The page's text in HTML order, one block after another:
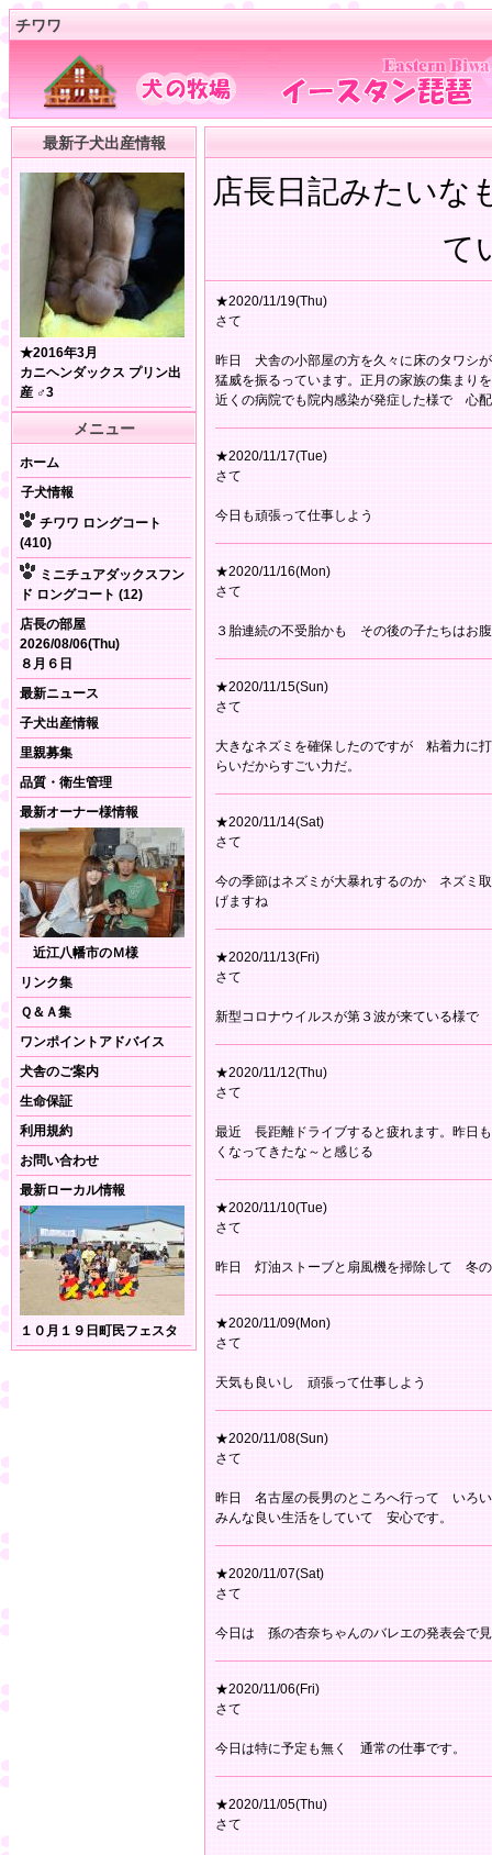
チワワ
最新子犬出産情報
★2016年3月
カニヘンダックス プリン出
産 ♂3
メニュー
ホーム
子犬情報
チワワ ロングコート
(410)
ミニチュアダックスフン
ド ロングコート (12)
店長の部屋
2026/08/06(Thu)
８月６日
最新ニュース
子犬出産情報
里親募集
品質・衛生管理
最新オーナー様情報
近江八幡市のＭ様
リンク集
Ｑ＆Ａ集
ワンポイントアドバイス
犬舎のご案内
生命保証
利用規約
お問い合わせ
最新ローカル情報
１０月１９日町民フェスタ
店長日記みたいな
て
★2020/11/19(Thu)
さて
昨日 犬舎の小部屋の方を久々に床のタワシ
猛威を振るっています。正月の家族の集ま
近くの病院でも院内感染が発症した様で 心
★2020/11/17(Tue)
さて
今日も頑張って仕事しよう
★2020/11/16(Mon)
さて
３胎連続の不受胎かも その後の子たちはお
★2020/11/15(Sun)
さて
大きなネズミを確保したのですが 粘着力に
らいだからすごい力だ。
★2020/11/14(Sat)
さて
今の季節はネズミが大暴れするのか ネズミ
げますね
★2020/11/13(Fri)
さて
新型コロナウイルスが第３波が来ている様で
★2020/11/12(Thu)
さて
最近 長距離ドライブすると疲れます。昨日
くなってきたな～と感じる
★2020/11/10(Tue)
さて
昨日 灯油ストーブと扇風機を掃除して 冬の
★2020/11/09(Mon)
さて
天気も良いし 頑張って仕事しよう
★2020/11/08(Sun)
さて
昨日 名古屋の長男のところへ行って いろ
みんな良い生活をしていて 安心です。
★2020/11/07(Sat)
さて
今日は 孫の杏奈ちゃんのバレエの発表会で
★2020/11/06(Fri)
さて
今日は特に予定も無く 通常の仕事です。
★2020/11/05(Thu)
さて